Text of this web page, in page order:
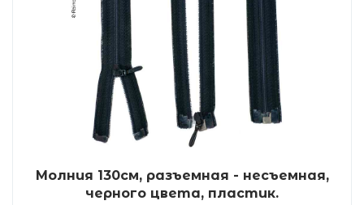
Молния 130см, разъемная - несъемная,
черного цвета, пластик.